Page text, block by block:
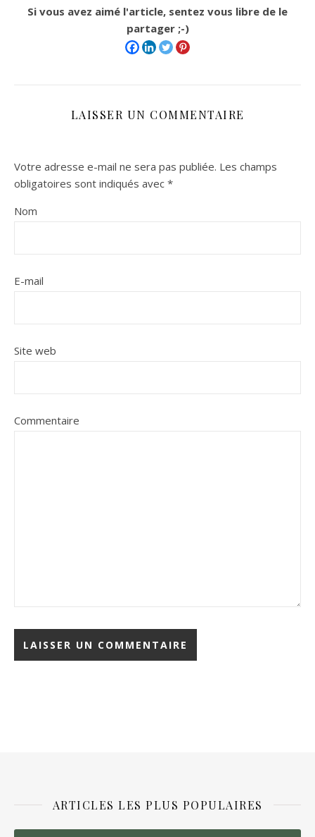
Si vous avez aimé l'article, sentez vous libre de le
partager ;-)
LAISSER UN COMMENTAIRE
Votre adresse e-mail ne sera pas publiée. Les champs
obligatoires sont indiqués avec *
Nom
E-mail
Site web
Commentaire
ARTICLES LES PLUS POPULAIRES